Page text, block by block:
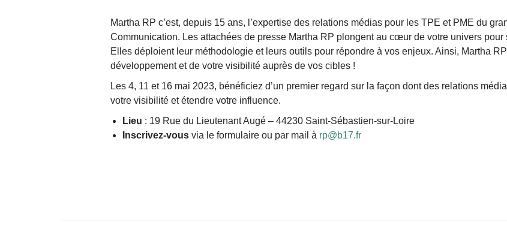
Martha RP c’est, depuis 15 ans, l’expertise des relations médias pour les TPE et PME du
Communication. Les attachées de presse Martha RP plongent au cœur de votre univers pour
Elles déploient leur méthodologie et leurs outils pour répondre à vos enjeux. Ainsi, Martha
développement et de votre visibilité auprès de vos cibles !
Les 4, 11 et 16 mai 2023, bénéficiez d’un premier regard sur la façon dont des relations
votre visibilité et étendre votre influence.
Lieu : 19 Rue du Lieutenant Augé – 44230 Saint-Sébastien-sur-Loire
Inscrivez-vous via le formulaire ou par mail à rp@b17.fr